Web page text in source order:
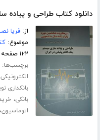
دانلود کتاب طراحی و پیاده
از:فریا
موضوع:
۱۲۲ صفحه
برچسب‌ها:
الکترونیکی
بانکداری
بانکی،
اتوماسیون